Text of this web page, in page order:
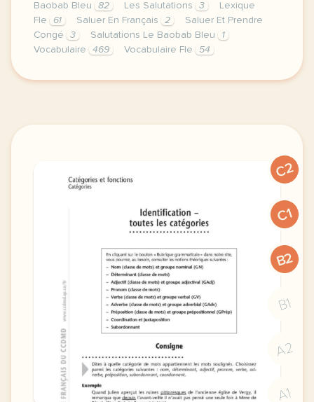
Baobab Bleu
82 Les Salutations 3
Lexique
Fle
61 Saluer En Français 2
Saluer Et Prendre
Congé
3 Salutations Le Baobab Bleu
1
Vocabulaire
469 Vocabulaire Fle 54
image pixabay comcette derniere semaine avec
C2
C1
B2
B1
A2
A1